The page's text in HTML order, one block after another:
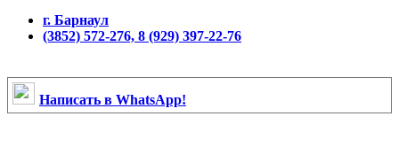
г. Барнаул
(3852) 572-276, 8 (929) 397-22-76
Написать в WhatsApp!